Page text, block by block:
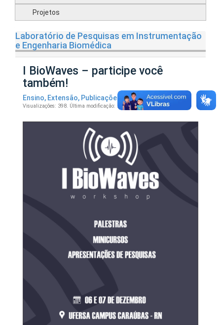
Projetos
Laboratório de Pesquisas em Instrumentação
e Engenharia Biomédica
I BioWaves – participe você
também!
Ensino, Extensão, Publicações
22 de novembro de 2019.
Visualizações: 398. Última modificação: 29/11/2019 16:11:50